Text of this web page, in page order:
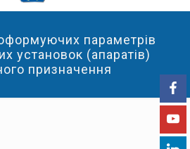
параметрів
установок (апаратів)
призначення